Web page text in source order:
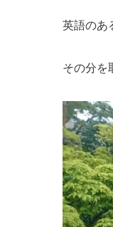
英語のあ
その分を